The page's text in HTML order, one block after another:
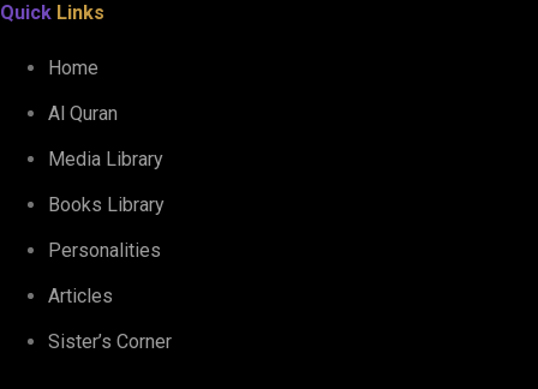
Quick Links
Home
Al Quran
Media Library
Books Library
Personalities
Articles
Sister’s Corner